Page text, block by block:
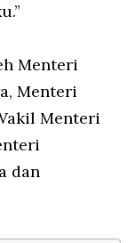
Menteri
Menteri
Menteri
dan